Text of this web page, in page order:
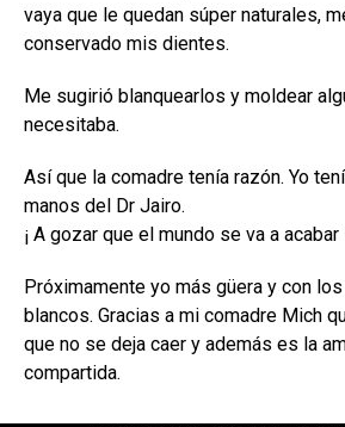
vaya que le quedan súper naturales,
conservado mis dientes.
Me sugirió blanquearlos y moldear
necesitaba.
Así que la comadre tenía razón. Yo
manos del Dr Jairo.
¡ A gozar que el mundo se va a acabar
Próximamente yo más güera y con
blancos. Gracias a mi comadre Mich
que no se deja caer y además es la
compartida.